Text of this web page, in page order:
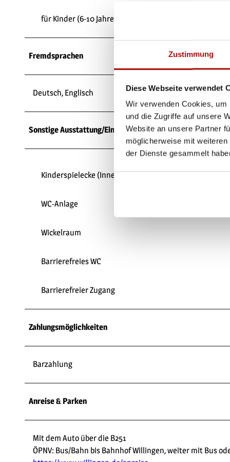
Zustimmung
Diese Webseite verwendet
Wir verwenden Cookies,
und die Zugriffe auf unsere
Website an unsere Partner
möglicherweise mit
der Dienste gesammelt
für Kinder (6-10 Jahre)
Fremdsprachen
Deutsch, Englisch
Sonstige Ausstattung/Einrichtung
Kinderspielecke (Innen)
WC-Anlage
Wickelraum
Barrierefreies WC
Barrierefreier Zugang
Zahlungsmöglichkeiten
Barzahlung
Anreise & Parken
Mit dem Auto über die B251
ÖPNV: Bus/Bahn bis Bahnhof Willingen, weiter mit Bus